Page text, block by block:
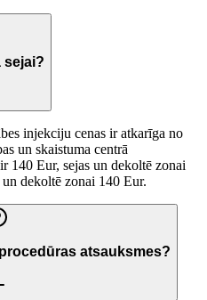
sejai?
injekciju cenas ir atkarīga no
un skaistuma centrā
140 Eur, sejas un dekoltē zonai
dekoltē zonai 140 Eur.
atsauksmes?